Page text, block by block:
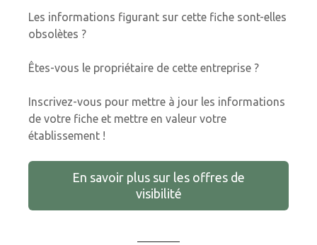
Les informations figurant sur cette fiche sont-elles
obsolètes ?
Êtes-vous le propriétaire de cette entreprise ?
Inscrivez-vous pour mettre à jour les informations
de votre fiche et mettre en valeur votre
établissement !
En savoir plus sur les offres de
visibilité